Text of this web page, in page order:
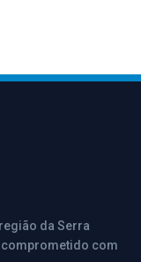
da Serra
comprometido com